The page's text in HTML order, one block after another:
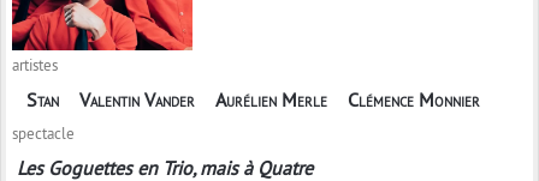
artistes
Stan Valentin Vander Aurélien Merle Clémence Monnier
spectacle
Les Goguettes en Trio, mais à Quatre